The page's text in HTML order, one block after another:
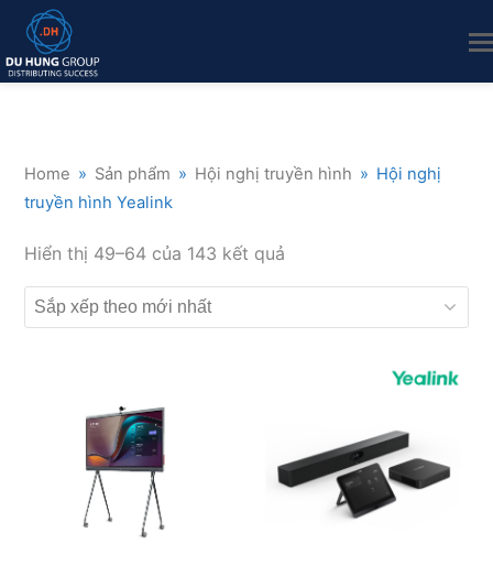
Home » Sản phẩm » Hội nghị truyền hình » Hội nghị
truyền hình Yealink
Hiển thị 49–64 của 143 kết quả
sắp
xếp
nhất